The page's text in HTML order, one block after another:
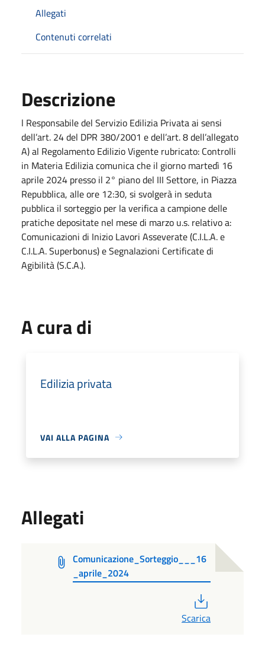
Allegati
Contenuti correlati
Descrizione
l Responsabile del Servizio Edilizia Privata ai sensi
dell’art. 24 del DPR 380/2001 e dell’art. 8 dell’allegato
A) al Regolamento Edilizio Vigente rubricato: Controlli
in Materia Edilizia comunica che il giorno martedì 16
aprile 2024 presso il 2° piano del III Settore, in Piazza
Repubblica, alle ore 12:30, si svolgerà in seduta
pubblica il sorteggio per la verifica a campione delle
pratiche depositate nel mese di marzo u.s. relativo a:
Comunicazioni di Inizio Lavori Asseverate (C.I.L.A. e
C.I.L.A. Superbonus) e Segnalazioni Certificate di
Agibilità (S.C.A.).
A cura di
Edilizia privata
VAI ALLA PAGINA
Allegati
Comunicazione_Sorteggio___16
_aprile_2024
Scarica